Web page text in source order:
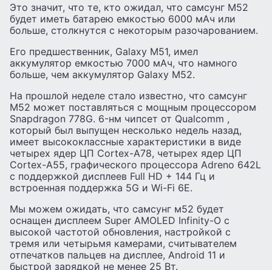
Это значит, что те, кто ожидал, что самсунг M52
будет иметь батарею емкостью 6000 мАч или
больше, столкнутся с некоторым разочарованием.
Его предшественник, Galaxy M51, имел
аккумулятор емкостью 7000 мАч, что намного
больше, чем аккумулятор Galaxy M52.
На прошлой неделе стало известно, что самсунг
M52 может поставляться с мощным процессором
Snapdragon 778G. 6-нм чипсет от Qualcomm ,
который был выпущен несколько недель назад,
имеет высококлассные характеристики в виде
четырех ядер ЦП Cortex-A78, четырех ядер ЦП
Cortex-A55, графического процессора Adreno 642L
с поддержкой дисплеев Full HD + 144 Гц и
встроенная поддержка 5G и Wi-Fi 6E.
Мы можем ожидать, что самсунг м52 будет
оснащен дисплеем Super AMOLED Infinity-O с
высокой частотой обновления, настройкой с
тремя или четырьмя камерами, считывателем
отпечатков пальцев на дисплее, Android 11 и
быстрой зарядкой не менее 25 Вт.